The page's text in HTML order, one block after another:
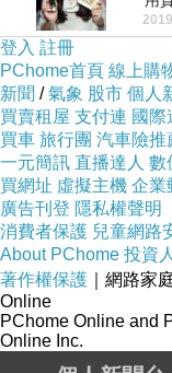
登入 註冊
PChome首頁 線上購
新聞 /氣象 股市 個人
買賣租屋 支付連 國際
買車 旅行團 汽車險推
一元簡訊 直播達人 數
買網址 虛擬主機 企業
廣告刊登 隱私權聲明
消費者保護 兒童網路
About PChome 投資
著作權保護 ｜網路家
Online
PChome Online and
Online Inc.